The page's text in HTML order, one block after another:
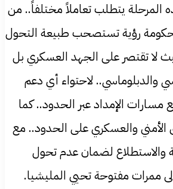
المرحلة يتطلب تعاملاً مختلفاً.. من
رؤية تستصحب طبيعة التحول
لا تقتصر على الجهد العسكري بل
والدبلوماسي.. لاحتواء أي دعم
الإمداد عبر الحدود.. كما
الأمني والعسكري على الحدود.. مع
والاستطلاع لضمان عدم تحول
ممرات مفتوحة تحيي المليشيا.